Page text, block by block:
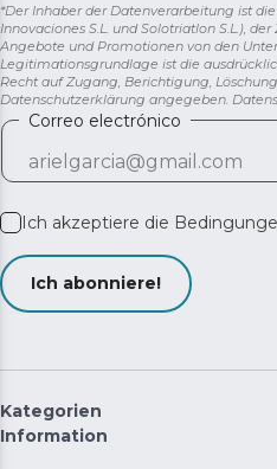
*Der Inhaber der Datenverarbeitung ist
Innovaciones S.L. und Solotriatlon S.L.),
Angebote und Promotionen von den
Legitimationsgrundlage ist die
Recht auf Zugang, Berichtigung,
Datenschutzerklärung angegeben.
Correo electrónico
Ich akzeptiere die
Ich abonniere!
Kategorien
Information